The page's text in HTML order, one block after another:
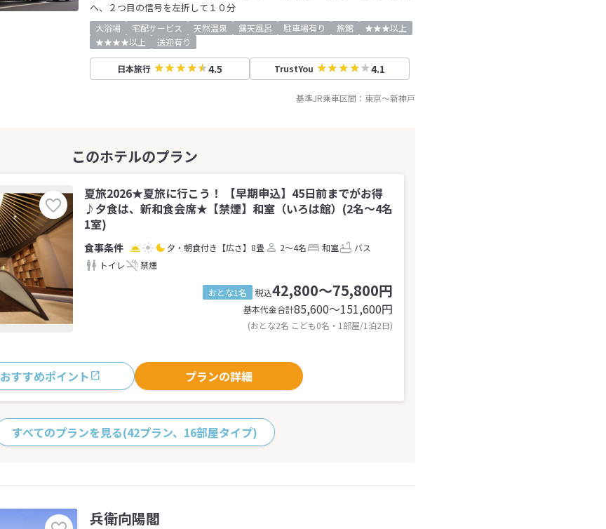
へ、２つ目の信号を左折して１０分
大浴場 宅配サービス 天然温泉 露天風呂 駐車場有り 旅館
★★★以上
★★★★以上
送迎有り
日本旅行 4.5 TrustYou 4.1
基準JR乗車区間： 東京～新神戸
夏旅2026★夏旅に行こう！ 【早期申込】45日前までがお得
♪夕食は、新和食会席★【禁煙】和室（いろは館）(2名～4名
1室)
夕・朝食付き 【広さ】8畳 2～4名 和室
バス
トイレ
禁煙
おとな1名 税込42,800～75,800円
基本代金合計85,600〜151,600円
(おとな2名 こども0名・1部屋/1泊2日)
おすすめポイント プランの詳細
すべてのプランを見る(42プラン、16部屋タイプ)
兵衛向陽閣